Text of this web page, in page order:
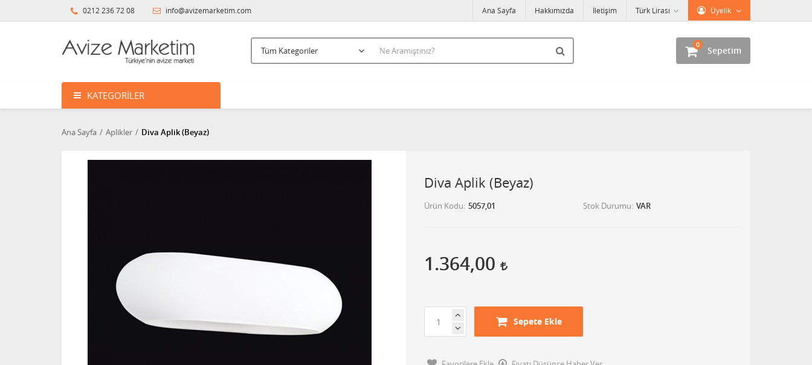
0212 236 72 08 info@avizemarketim.com Üyelik
Türk Lirası
Ana Sayfa Hakkımızda İletişim
Sepetim
0
KATEGORILER
Ana Sayfa Aplikler Diva Aplik (Beyaz)
Diva Aplik (Beyaz)
Ürün Kodu 5057,01 Stok Durumu VAR
1.364,00
Sepete Ekle